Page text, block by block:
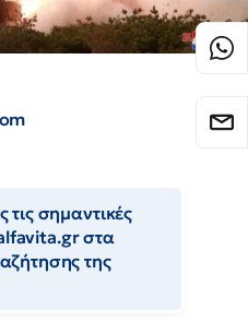
σημαντικές
στα
της